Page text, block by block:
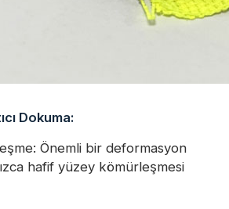
Dokuma:
Önemli bir deformasyon
hafif yüzey kömürleşmesi